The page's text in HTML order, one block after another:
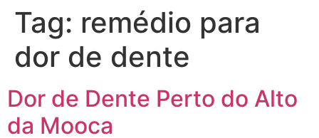
Tag: remédio para
dor de dente
Dor de Dente Perto do Alto
da Mooca